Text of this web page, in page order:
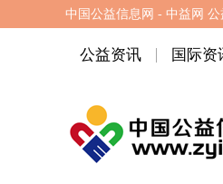
中国公益信息网 - 中益网 公
公益资讯 国际资